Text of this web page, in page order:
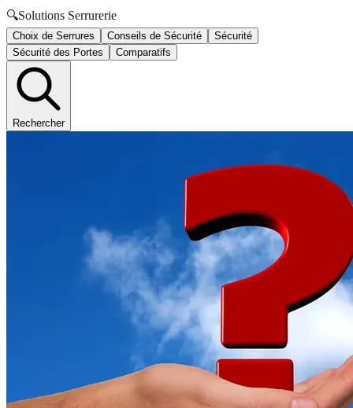
🔍Solutions Serrurerie
Choix de Serrures Conseils de Sécurité
Sécurité
Sécurité des Portes
Comparatifs
Rechercher